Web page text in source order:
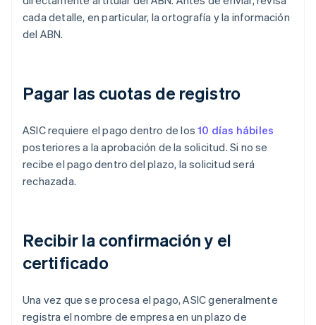
cada detalle, en particular, la ortografía y la información
del ABN.
Pagar las cuotas de registro
ASIC requiere el pago dentro de los10 días hábiles
posteriores a la aprobación de la solicitud. Si no se
recibe el pago dentro del plazo, la solicitud será
rechazada.
Recibir la confirmación y el
certificado
Una vez que se procesa el pago, ASIC generalmente
registra el nombre de empresa en un plazo de